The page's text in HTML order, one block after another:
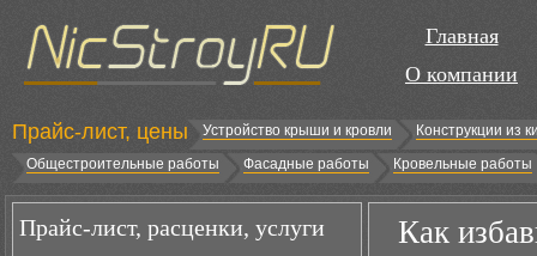
Главная
О компании
Прайс-лист, цены Устройство крыши и кровли
Конструкции из
Общестроительные работы
Фасадные работы Кровельные работы
Прайс-лист, расценки, услуги Как